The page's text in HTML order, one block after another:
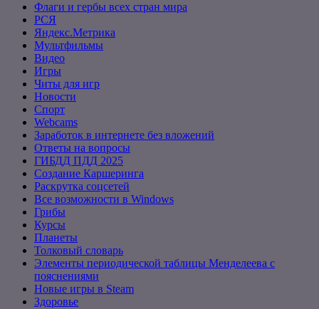
Флаги и гербы всех стран мира
РСЯ
Яндекс.Метрика
Мультфильмы
Видео
Игры
Читы для игр
Новости
Спорт
Webcams
Заработок в интернете без вложений
Ответы на вопросы
ГИБДД ПДД 2025
Создание Каршеринга
Раскрутка соцсетей
Все возможности в Windows
Грибы
Курсы
Планеты
Толковый словарь
Элементы периодической таблицы Менделеева с
пояснениями
Новые игры в Steam
Здоровье